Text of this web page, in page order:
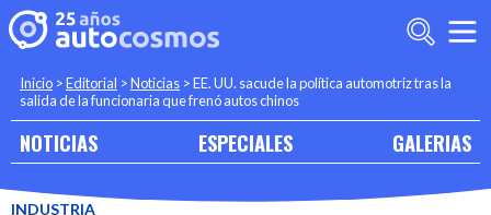
Inicio >Editorial >Noticias >EE. UU. sacude la política automotriz tras la
salida de la funcionaria que frenó autos chinos
NOTICIAS ESPECIALES GALERIAS
INDUSTRIA